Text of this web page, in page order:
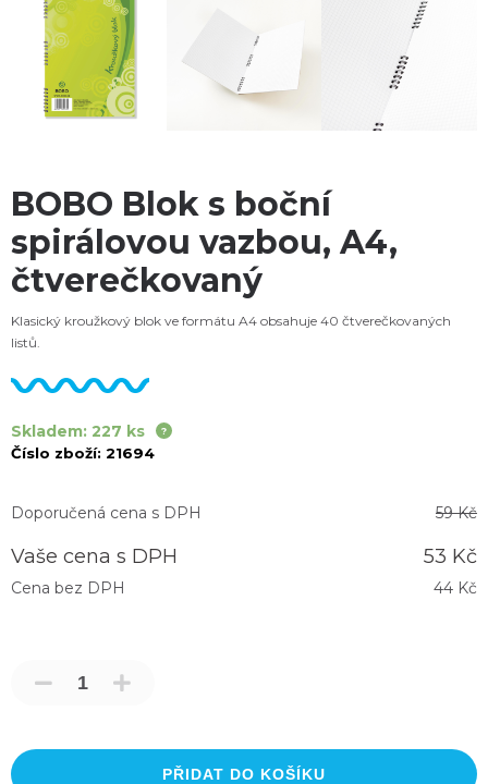
BOBO Blok s boční
spirálovou vazbou, A4,
čtverečkovaný
Klasický kroužkový blok ve formátu A4 obsahuje 40 čtverečkovaných
listů.
Skladem: 227 ks
Číslo zboží: 21694
Doporučená cena s DPH 59 Kč
Vaše cena s DPH 53 Kč
Cena bez DPH 44 Kč
PŘIDAT DO KOŠÍKU